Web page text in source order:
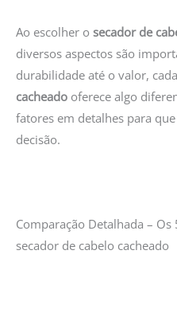
Ao escolher o secador de
diversos aspectos são
durabilidade até o valor,
cacheado oferece algo
fatores em detalhes para
decisão.
Comparação Detalhada –
secador de cabelo cacheado